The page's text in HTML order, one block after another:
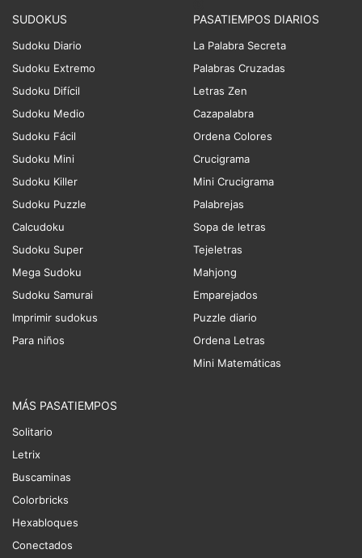
SUDOKUS
Sudoku Diario
Sudoku Extremo
Sudoku Difícil
Sudoku Medio
Sudoku Fácil
Sudoku Mini
Sudoku Killer
Sudoku Puzzle
Calcudoku
Sudoku Super
Mega Sudoku
Sudoku Samurai
Imprimir sudokus
Para niños
PASATIEMPOS DIARIOS
La Palabra Secreta
Palabras Cruzadas
Letras Zen
Cazapalabra
Ordena Colores
Crucigrama
Mini Crucigrama
Palabrejas
Sopa de letras
Tejeletras
Mahjong
Emparejados
Puzzle diario
Ordena Letras
Mini Matemáticas
MÁS PASATIEMPOS
Solitario
Letrix
Buscaminas
Colorbricks
Hexabloques
Conectados